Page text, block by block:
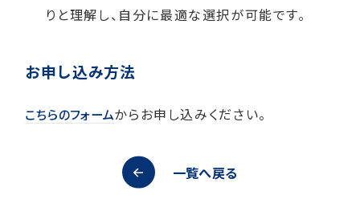
りと理解し、自分に最適な選択が可能です。
お申し込み方法
こちらのフォームからお申し込みください。
一覧へ戻る